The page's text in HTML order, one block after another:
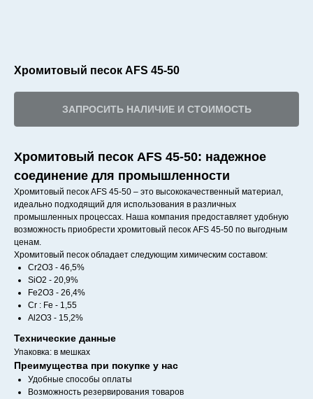
Хромитовый песок AFS 45-50
ЗАПРОСИТЬ НАЛИЧИЕ И СТОИМОСТЬ
Хромитовый песок AFS 45-50: надежное
соединение для промышленности
Хромитовый песок AFS 45-50 – это высококачественный материал,
идеально подходящий для использования в различных
промышленных процессах. Наша компания предоставляет удобную
возможность приобрести хромитовый песок AFS 45-50 по выгодным
ценам.
Хромитовый песок обладает следующим химическим составом:
Cr2O3 - 46,5%
SiO2 - 20,9%
Fe2O3 - 26,4%
Cr : Fe - 1,55
Al2O3 - 15,2%
Технические данные
Упаковка: в мешках
Преимущества при покупке у нас
Удобные способы оплаты
Возможность резервирования товаров